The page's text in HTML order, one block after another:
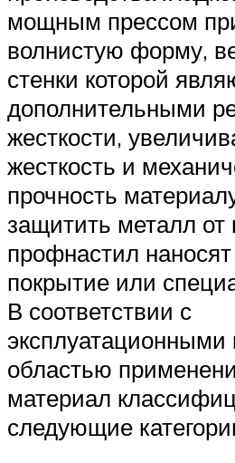
мощным прессом
волнистую форму,
стенки которой
дополнительными
жесткости,
жесткость и
прочность
защитить металл от
профнастил
покрытие или
В соответствии с
эксплуатационными
областью
материал
следующие